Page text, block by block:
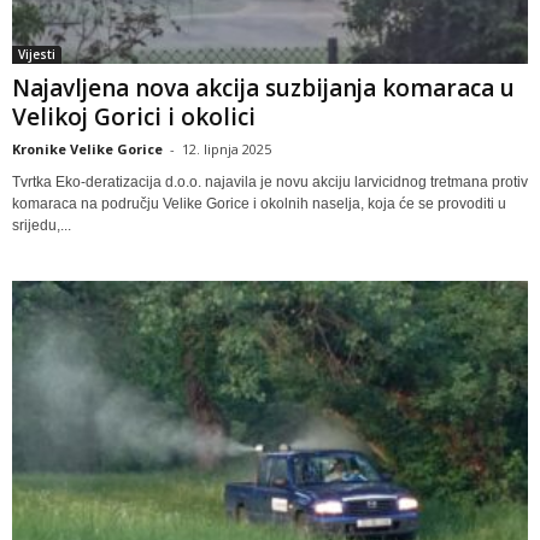
Vijesti
Najavljena nova akcija suzbijanja komaraca u
Velikoj Gorici i okolici
Kronike Velike Gorice - 12. lipnja 2025
Tvrtka Eko-deratizacija d.o.o. najavila je novu akciju larvicidnog tretmana protiv
komaraca na području Velike Gorice i okolnih naselja, koja će se provoditi u
srijedu,...